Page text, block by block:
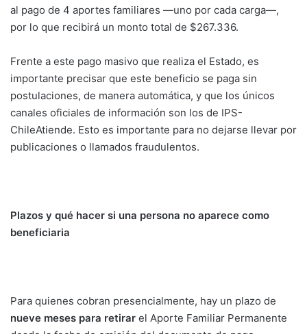
al pago de 4 aportes familiares —uno por cada carga—,
por lo que recibirá un monto total de $267.336.
Frente a este pago masivo que realiza el Estado, es
importante precisar que este beneficio se paga sin
postulaciones, de manera automática, y que los únicos
canales oficiales de información son los de IPS-
ChileAtiende. Esto es importante para no dejarse llevar por
publicaciones o llamados fraudulentos.
Plazos y qué hacer si una persona no aparece como
beneficiaria
Para quienes cobran presencialmente, hay un plazo de
nueve meses para retirar el Aporte Familiar Permanente